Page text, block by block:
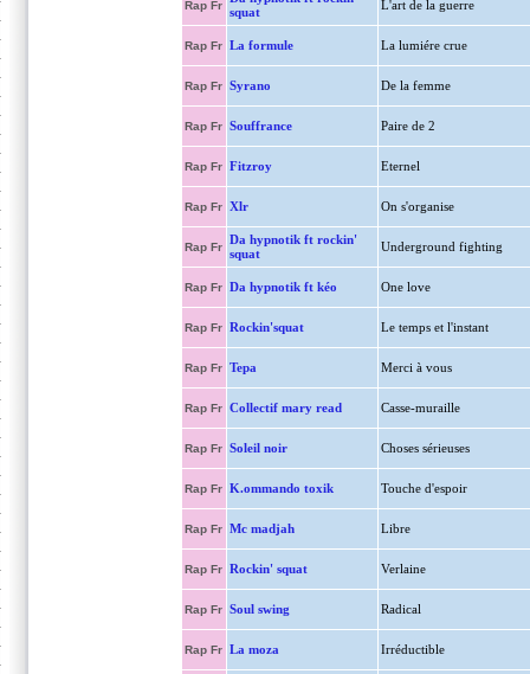
Rap Fr squat
L'art de la guerre
Rap Fr La formule La lumiére crue
Rap Fr Syrano De la femme
Rap Fr Souffrance Paire de 2
Rap Fr Fitzroy Eternel
Rap Fr Xlr On s'organise
Rap Fr
Da hypnotik ft rockin'
squat
Underground fighting
Rap Fr Da hypnotik ft kéo One love
Rap Fr Rockin'squat Le temps et l'instant
Rap Fr Tepa Merci à vous
Rap Fr Collectif mary read Casse-muraille
Rap Fr Soleil noir Choses sérieuses
Rap Fr K.ommando toxik Touche d'espoir
Rap Fr Mc madjah Libre
Rap Fr Rockin' squat Verlaine
Rap Fr Soul swing Radical
Rap Fr La moza Irréductible